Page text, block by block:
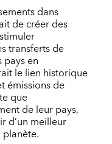
dans
de créer des
transferts de
en
le lien historique
émissions de
que
de leur pays,
d’un meilleur
planète.